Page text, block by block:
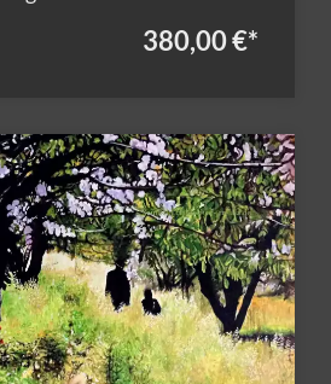
380,00 €*